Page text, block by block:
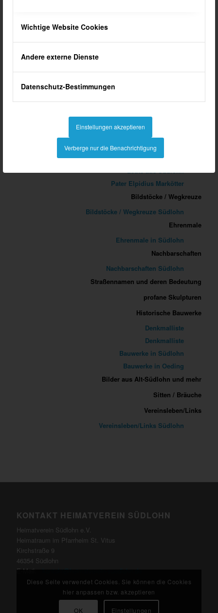
Wichtige Website Cookies
Andere externe Dienste
Datenschutz-Bestimmungen
Einstellungen akzeptieren
Verberge nur die Benachrichtigung
Missionare und Pfarrer
Mein Freund, der Baum
Schulen
Schulen Südlohn
Schulen Oeding
Friedhöfe/Gedenksteine Südlohn
Leute aus Südlohn
Pater Elpidius Markötter
Bildstöcke / Wegkreuze
Bildstöcke / Wegkreuze Südlohn
Ehrenmale
Ehrenmale in Südlohn
Nachbarschaften
Nachbarschaften Südlohn
Straßennamen und deren Bedeutung
profane Skulpturen
Historische Bauwerke
Denkmalliste
Denkmalliste
Bauwerke in Südlohn
Bauwerke in Oeding
Bilder aus Alt-Südlohn und mehr
Sitten / Bräuche
Vereinsleben/Links
Vereinsleben/Links Südlohn
KONTAKT HEIMATVEREIN SÜDLOHN
Heimatverein Südlohn e.V.
Heimatraum im Pfarrheim St. Vitus
Kirchstraße 9
46354 Südlohn
E-Mail: kontakt@heimatverein-suedlohn.de
Diese Seite verwendet Cookies. Sie können die Cookies
hier anpassen bzw. akzeptieren
OK Einstellungen